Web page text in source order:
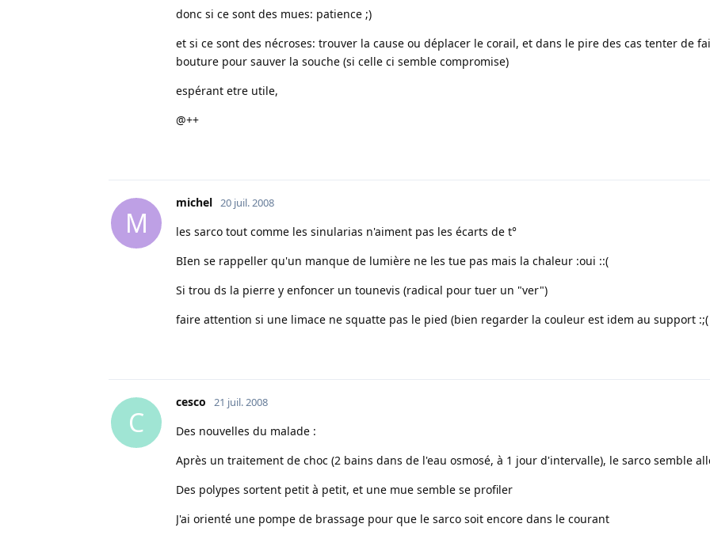
donc si ce sont des mues: patience ;)
et si ce sont des nécroses: trouver la cause ou déplacer le corail, et dans le pire des cas tenter de
bouture pour sauver la souche (si celle ci semble compromise)
espérant etre utile,
@++
M
michel 20 juil. 2008
les sarco tout comme les sinularias n'aiment pas les écarts de t°
BIen se rappeller qu'un manque de lumière ne les tue pas mais la chaleur :oui ::(
Si trou ds la pierre y enfoncer un tounevis (radical pour tuer un "ver")
faire attention si une limace ne squatte pas le pied (bien regarder la couleur est idem au support :;(
C
cesco 21 juil. 2008
Des nouvelles du malade :
Après un traitement de choc (2 bains dans de l'eau osmosé, à 1 jour d'intervalle), le sarco semble
Des polypes sortent petit à petit, et une mue semble se profiler
J'ai orienté une pompe de brassage pour que le sarco soit encore dans le courant